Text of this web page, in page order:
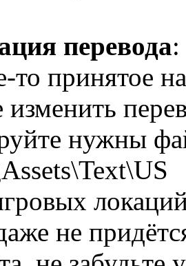
перевода:
то принятое
нужны
не